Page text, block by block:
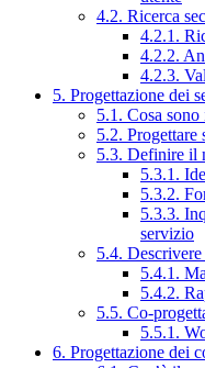
4.2. Ricerca
4.2.1.
4.2.2.
4.2.3.
5. Progettazione dei
5.1. Cosa
5.2.
5.3. Definire il
5.3.1.
5.3.2.
5.3.3.
servizio
5.4.
5.4.1.
5.4.2.
5.5. Co-
5.5.1.
6. Progettazione dei